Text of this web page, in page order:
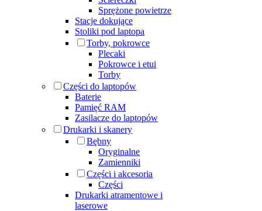
Sprężone powietrze
Stacje dokujące
Stoliki pod laptopa
Torby, pokrowce
Plecaki
Pokrowce i etui
Torby
Części do laptopów
Baterie
Pamięć RAM
Zasilacze do laptopów
Drukarki i skanery
Bębny
Oryginalne
Zamienniki
Części i akcesoria
Części
Drukarki atramentowe i
laserowe